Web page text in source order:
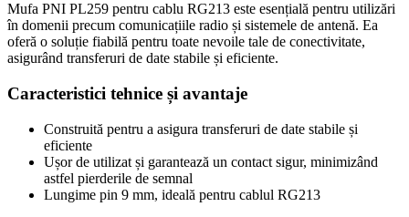
Mufa PNI PL259 pentru cablu RG213 este esențială pentru utilizări
în domenii precum comunicațiile radio și sistemele de antenă. Ea
oferă o soluție fiabilă pentru toate nevoile tale de conectivitate,
asigurând transferuri de date stabile și eficiente.
Caracteristici tehnice și avantaje
Construită pentru a asigura transferuri de date stabile și
eficiente
Ușor de utilizat și garantează un contact sigur, minimizând
astfel pierderile de semnal
Lungime pin 9 mm, ideală pentru cablul RG213